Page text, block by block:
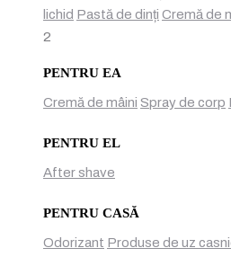
lichid Pastă de dinți Cremă de
2
PENTRU EA
Cremă de mâini Spray de corp
PENTRU EL
After shave
PENTRU CASĂ
Odorizant Produse de uz